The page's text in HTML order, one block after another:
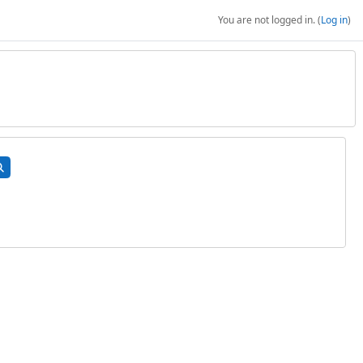
You are not logged in. (Log in)
courses
courses